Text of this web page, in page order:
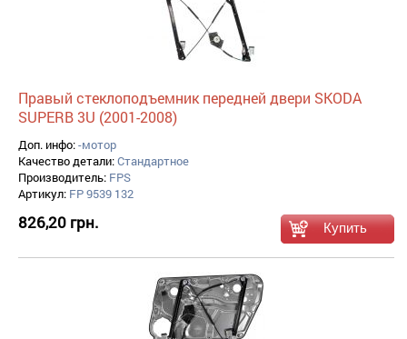
Правый стеклоподъемник передней двери SKODA
SUPERB 3U (2001-2008)
Доп. инфо:-мотор
Качество детали:Стандартное
Производитель: FPS
Артикул: FP 9539 132
826,20 грн.